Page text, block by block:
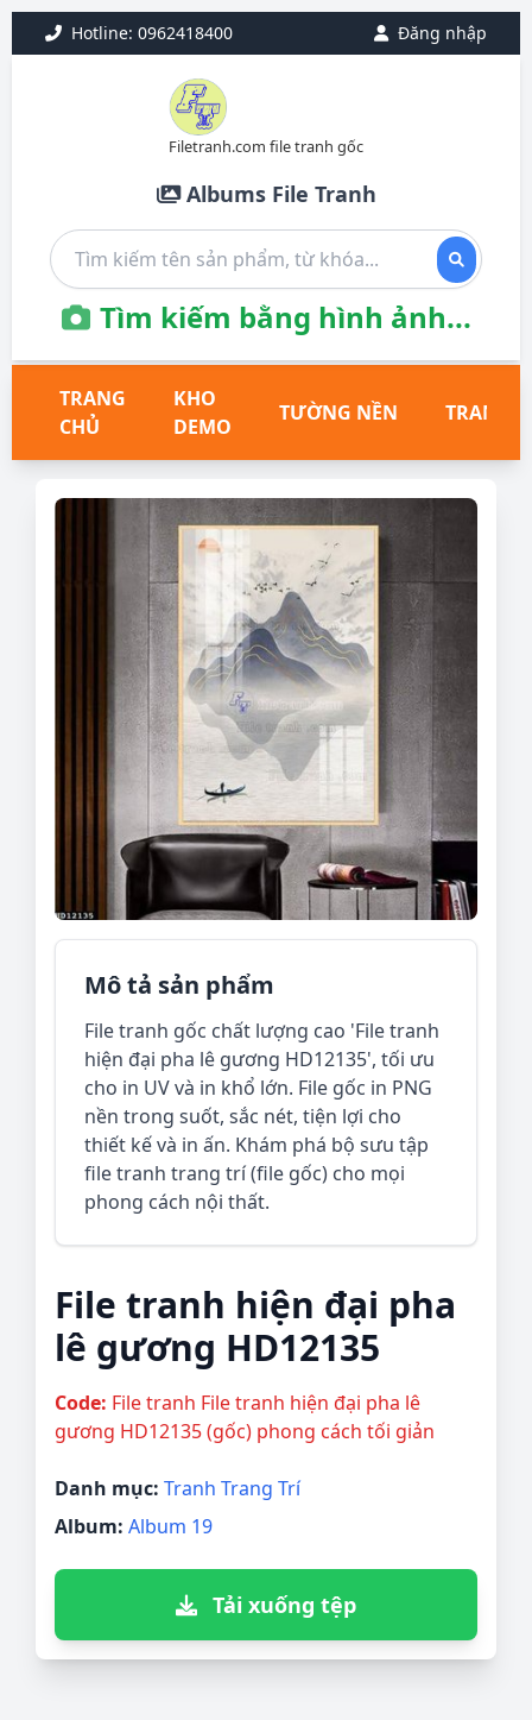
Hotline: 0962418400 Đăng nhập
Filetranh.com file tranh gốc
Albums File Tranh
Tìm kiếm bằng hình ảnh...
TRANG
CHỦ
KHO
DEMO
TƯỜNG NỀN TRANH
Mô tả sản phẩm
File tranh gốc chất lượng cao 'File tranh
hiện đại pha lê gương HD12135', tối ưu
cho in UV và in khổ lớn. File gốc in PNG
nền trong suốt, sắc nét, tiện lợi cho
thiết kế và in ấn. Khám phá bộ sưu tập
file tranh trang trí (file gốc) cho mọi
phong cách nội thất.
File tranh hiện đại pha
lê gương HD12135
Code: File tranh File tranh hiện đại pha lê
gương HD12135 (gốc) phong cách tối giản
Danh mục: Tranh Trang Trí
Album: Album 19
Tải xuống tệp